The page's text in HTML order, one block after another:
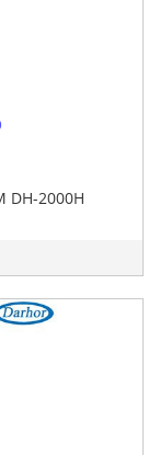
DH-2000H